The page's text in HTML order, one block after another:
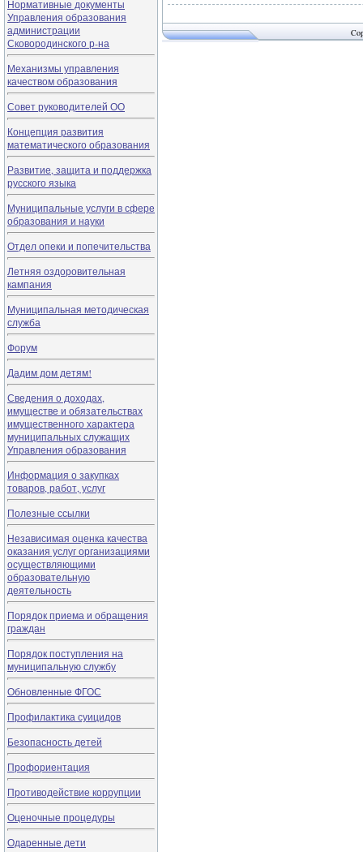
Нормативные документы
Управления образования
администрации
Сковородинского р-на
Механизмы управления
качеством образования
Совет руководителей ОО
Концепция развития
математического образования
Развитие, защита и поддержка
русского языка
Муниципальные услуги в сфере
образования и науки
Отдел опеки и попечительства
Летняя оздоровительная
кампания
Муниципальная методическая
служба
Форум
Дадим дом детям!
Сведения о доходах,
имуществе и обязательствах
имущественного характера
муниципальных служащих
Управления образования
Информация о закупках
товаров, работ, услуг
Полезные ссылки
Независимая оценка качества
оказания услуг организациями
осуществляющими
образовательную
деятельность
Порядок приема и обращения
граждан
Порядок поступления на
муниципальную службу
Обновленные ФГОС
Профилактика суицидов
Безопасность детей
Профориентация
Противодействие коррупции
Оценочные процедуры
Одаренные дети